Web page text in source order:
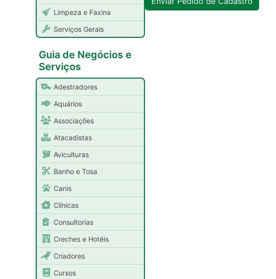
Limpeza e Faxina
Serviços Gerais
Guia de Negócios e
Serviços
Adestradores
Aquários
Associações
Atacadistas
Aviculturas
Banho e Tosa
Canis
Clínicas
Consultorias
Creches e Hotéis
Criadores
Cursos